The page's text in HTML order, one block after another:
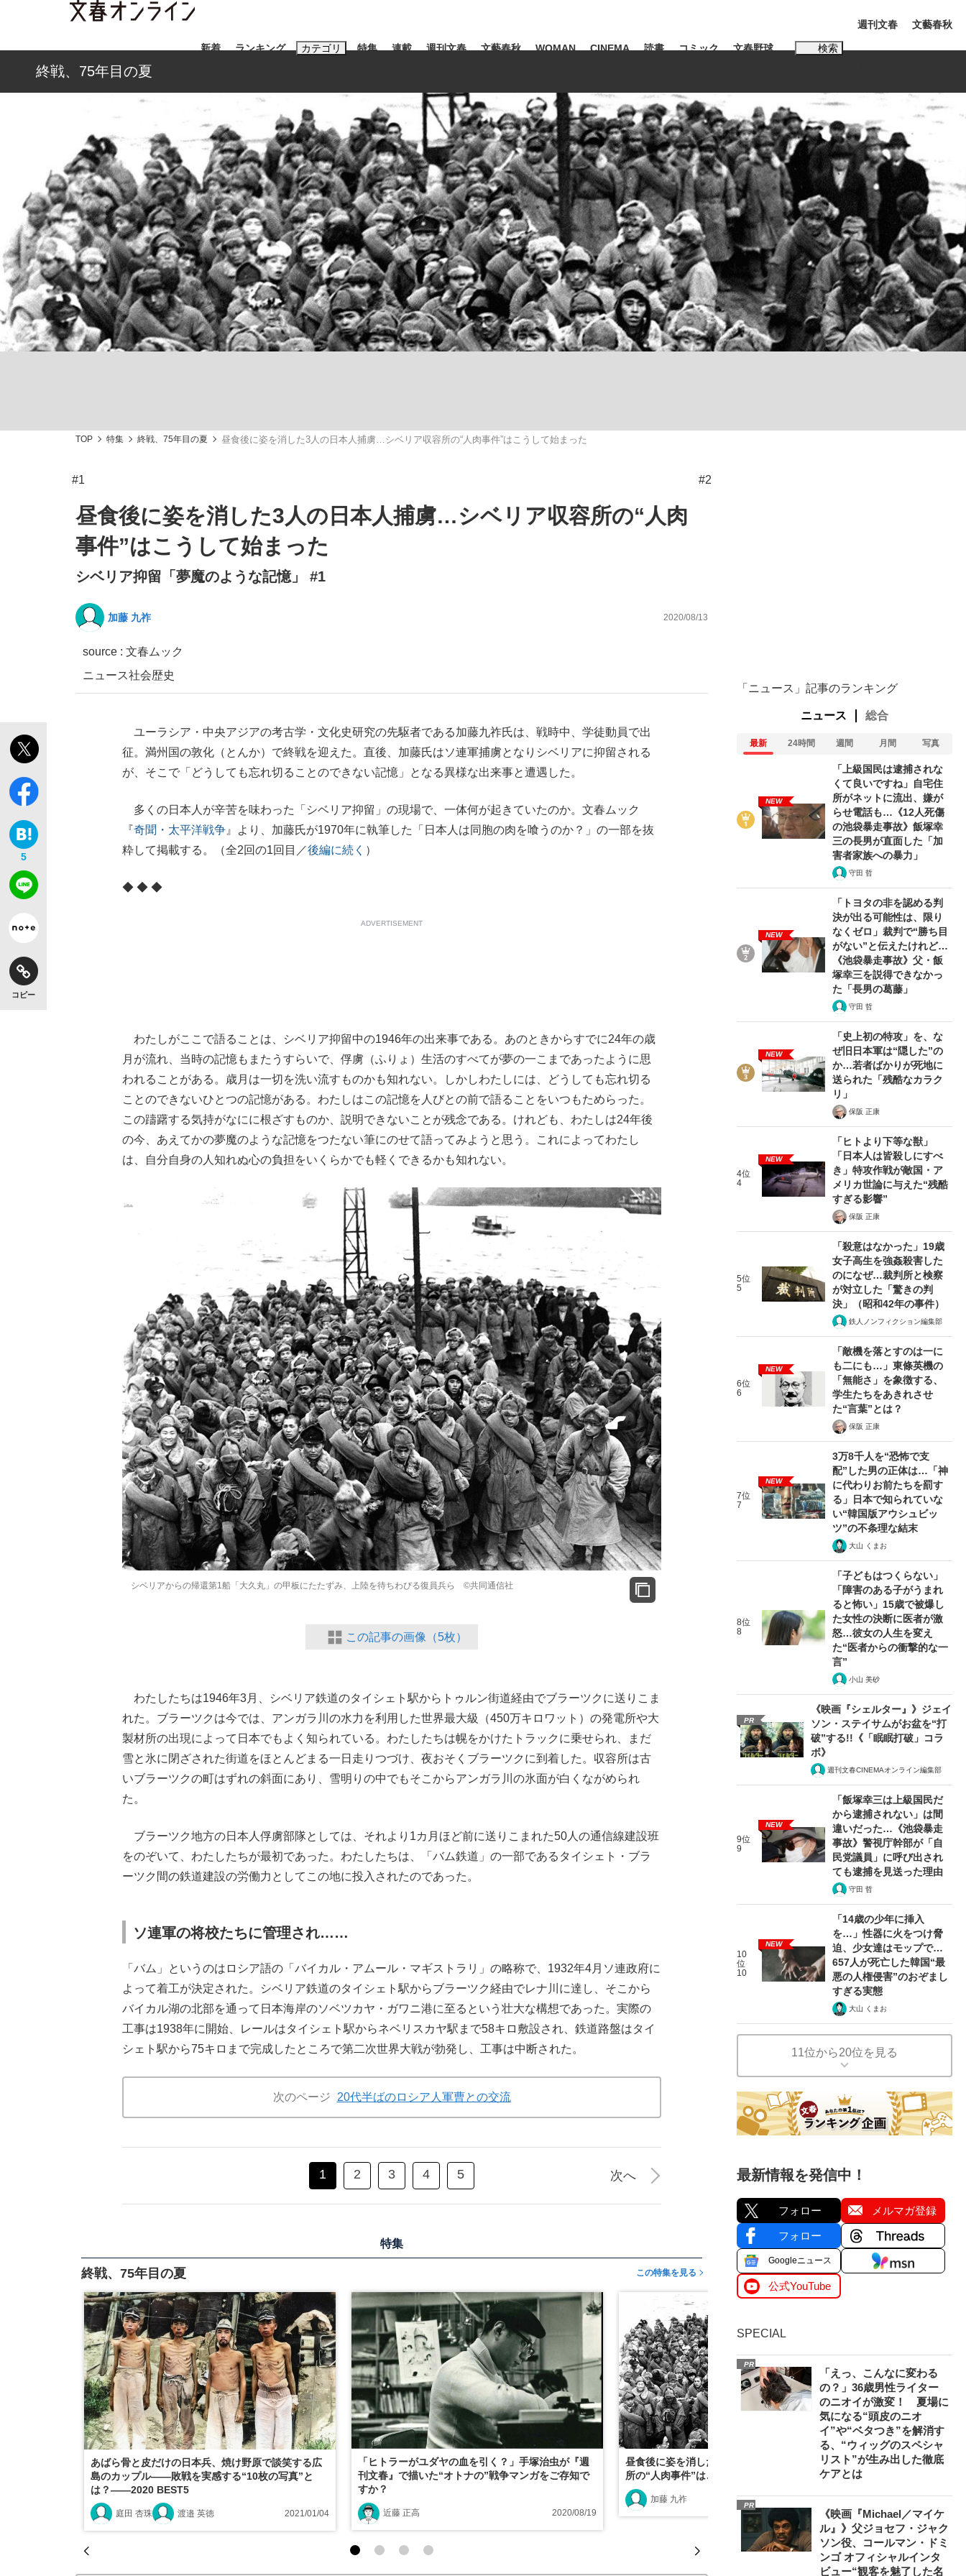
新着 ランキング カテゴリ
「90%は失敗する。でも…」本田圭佑が初めて明かした日本代表監督に... 「最悪の空気のまま解散」WBC日本代表“敗戦”の真実 選手が明かす...
特集
終戦から81年 私のあのとき、私のいま
いまさら聞けない資産運用のすべて
連載 週刊文春 文藝春秋 WOMAN CINEMA 読書 コミック 文春野球 検索
おすすめのキーワードタグ一覧
#藤田晋 #三山凌輝 #高市早苗 #後藤真希 #森岡毅 #城彰二 #内田有紀
#松田聖子
#玉木雄一郎
#亀和田武
週刊文春 文藝春秋
終戦、75年目の夏
TOP 特集 終戦、75年目の夏 昼食後に姿を消した3人の日本人捕虜…シベリア収容所の“人肉事件”はこうして始まった
#1 #2
昼食後に姿を消した3人の日本人捕虜…シベリア収容所の“人肉
事件”はこうして始まった
シベリア抑留「夢魔のような記憶」 #1
加藤 九祚 2020/08/13
source : 文春ムック
ニュース社会歴史
5
コピー
ユーラシア・中央アジアの考古学・文化史研究の先駆者である加藤九祚氏は、戦時中、学徒動員で出
征。満州国の敦化（とんか）で終戦を迎えた。直後、加藤氏はソ連軍捕虜となりシベリアに抑留される
が、そこで「どうしても忘れ切ることのできない記憶」となる異様な出来事と遭遇した。
多くの日本人が辛苦を味わった「シベリア抑留」の現場で、一体何が起きていたのか。文春ムック
『奇聞・太平洋戦争 』より、加藤氏が1970年に執筆した「日本人は同胞の肉を喰うのか？」の一部を抜
粋して掲載する。（全2回の1回目／後編に続く ）
◆ ◆ ◆
ADVERTISEMENT
わたしがここで語ることは、シベリア抑留中の1946年の出来事である。あのときからすでに24年の歳
月が流れ、当時の記憶もまたうすらいで、俘虜（ふりょ）生活のすべてが夢の一こまであったように思
われることがある。歳月は一切を洗い流すものかも知れない。しかしわたしには、どうしても忘れ切る
ことのできないひとつの記憶がある。わたしはこの記憶を人びとの前で語ることをいつもためらった。
この躊躇する気持がなにに根ざすものか、説明できないことが残念である。けれども、わたしは24年後
の今、あえてかの夢魔のような記憶をつたない筆にのせて語ってみようと思う。これによってわたし
は、自分自身の人知れぬ心の負担をいくらかでも軽くできるかも知れない。
シベリアからの帰還第1船「大久丸」の甲板にたたずみ、上陸を待ちわびる復員兵ら ©共同通信社
この記事の画像（5枚）
わたしたちは1946年3月、シベリア鉄道のタイシェト駅からトゥルン街道経由でブラーツクに送りこま
れた。ブラーツクは今では、アンガラ川の水力を利用した世界最大級（450万キロワット）の発電所や大
製材所の出現によって日本でもよく知られている。わたしたちは幌をかけたトラックに乗せられ、まだ
雪と氷に閉ざされた街道をほとんどまる一日走りつづけ、夜おそくブラーツクに到着した。収容所は古
いブラーツクの町はずれの斜面にあり、雪明りの中でもそこからアンガラ川の氷面が白くながめられ
た。
ブラーツク地方の日本人俘虜部隊としては、それより1カ月ほど前に送りこまれた50人の通信線建設班
をのぞいて、わたしたちが最初であった。わたしたちは、「バム鉄道」の一部であるタイシェト・ブラ
ーツク間の鉄道建設の労働力としてこの地に投入されたのであった。
ソ連軍の将校たちに管理され……
「バム」というのはロシア語の「バイカル・アムール・マギストラリ」の略称で、1932年4月ソ連政府に
よって着工が決定された。シベリア鉄道のタイシェト駅からブラーツク経由でレナ川に達し、そこから
バイカル湖の北部を通って日本海岸のソベツカヤ・ガワニ港に至るという壮大な構想であった。実際の
工事は1938年に開始、レールはタイシェト駅からネベリスカヤ駅まで58キロ敷設され、鉄道路盤はタイ
シェト駅から75キロまで完成したところで第二次世界大戦が勃発し、工事は中断された。
次のページ 20代半ばのロシア人軍曹との交流
1 2 3 4 5 次へ
特集
終戦、75年目の夏 この特集を見る
あばら骨と皮だけの日本兵、焼け野原で談笑する広
島のカップル――敗戦を実感する“10枚の写真”と
は？――2020 BEST5
庭田 杏珠 渡邉 英徳 2021/01/04
「ヒトラーがユダヤの血を引く？」手塚治虫が『週
刊文春』で描いた“オトナの”戦争マンガをご存知で
すか？
近藤 正高 2020/08/19
昼食後に姿を消した3人の日本人捕虜…シベリア収容
所の“人肉事件”はこうして始まった
加藤 九祚 2020/08/13
「ニュース」記事のランキング
ニュース 総合
最新 24時間 週間 月間 写真
NEW
「上級国民は逮捕されな
くて良いですね」自宅住
所がネットに流出、嫌が
らせ電話も…《12人死傷
の池袋暴走事故》飯塚幸
三の長男が直面した「加
害者家族への暴力」
守田 哲
NEW
「トヨタの非を認める判
決が出る可能性は、限り
なくゼロ」裁判で“勝ち目
がない”と伝えたけれど…
《池袋暴走事故》父・飯
塚幸三を説得できなかっ
た「長男の葛藤」
守田 哲
NEW
「史上初の特攻」を、な
ぜ旧日本軍は“隠した”の
か…若者ばかりが死地に
送られた「残酷なカラク
リ」
保阪 正康
4位
4
NEW
「ヒトより下等な獣」
「日本人は皆殺しにすべ
き」特攻作戦が敵国・ア
メリカ世論に与えた“残酷
すぎる影響”
保阪 正康
5位
5
「殺意はなかった」19歳
女子高生を強姦殺害した
のになぜ…裁判所と検察
が対立した「驚きの判
決」（昭和42年の事件）
鉄人ノンフィクション編集部
6位
6
NEW
「敵機を落とすのは一に
も二にも…」東條英機の
「無能さ」を象徴する、
学生たちをあきれさせ
た“言葉”とは？
保阪 正康
7位
7
NEW
3万8千人を“恐怖で支
配”した男の正体は…「神
に代わりお前たちを罰す
る」日本で知られていな
い“韓国版アウシュビッ
ツ”の不条理な結末
大山 くまお
8位
8
「子どもはつくらない」
「障害のある子がうまれ
ると怖い」15歳で被爆し
た女性の決断に医者が激
怒…彼女の人生を変え
た“医者からの衝撃的な一
言”
小山 美砂
PR
《映画『シェルター』》ジェイ
ソン・ステイサムがお盆を“打
破”する!!《「眠眠打破」コラ
ボ》
週刊文春CINEMAオンライン編集部
9位
9
NEW
「飯塚幸三は上級国民だ
から逮捕されない」は間
違いだった…《池袋暴走
事故》警視庁幹部が「自
民党議員」に呼び出され
ても逮捕を見送った理由
守田 哲
10
位
10
NEW
「14歳の少年に挿入
を…」性器に火をつけ脅
迫、少女達はモップで…
657人が死亡した韓国“最
悪の人権侵害”のおぞまし
すぎる実態
大山 くまお
11位から20位を見る
最新情報を発信中！
フォロー メルマガ登録
フォロー
Googleニュース
公式YouTube
SPECIAL
PR
「えっ、こんなに変わる
の？」36歳男性ライター
のニオイが激変！ 夏場に
気になる“頭皮のニオ
イ”や“ベタつき”を解消す
る、“ウィッグのスペシャ
リスト”が生み出した徹底
ケアとは
PR
《映画『Michael／マイケ
ル』》父ジョセフ・ジャク
ソン役、コールマン・ドミ
ンゴ オフィシャルインタ
ビュー“観客を魅了した名